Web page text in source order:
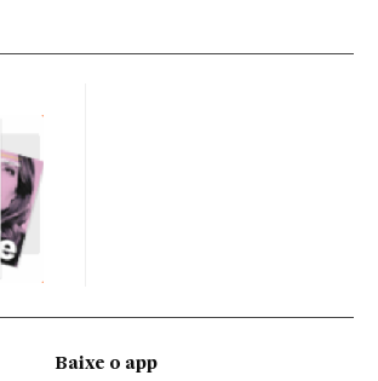
Baixe o app